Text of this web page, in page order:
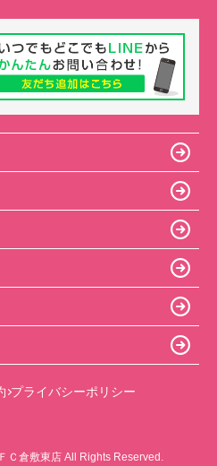
プライバシーポリシー
Ｃ倉敷東店 All Rights Reserved.